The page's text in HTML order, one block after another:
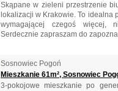
Skąpane w zieleni przestrzenie
lokalizacji w Krakowie. To idealna
wymagającej czegoś więcej,
Serdecznie zapraszam do
Sosnowiec Pogoń
Mieszkanie 61m², Sosnowiec
3-pokojowe mieszkanie po